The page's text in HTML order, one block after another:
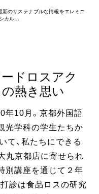
新のサステナブルな情報をエレミニ
カル…
ドロスアク
熱き思い
年10月。京都外国語
光学科の学生たちか
て、私たちにできる
丸京都店に寄せられ
別講座を通じて２年
診は食品ロスの研究